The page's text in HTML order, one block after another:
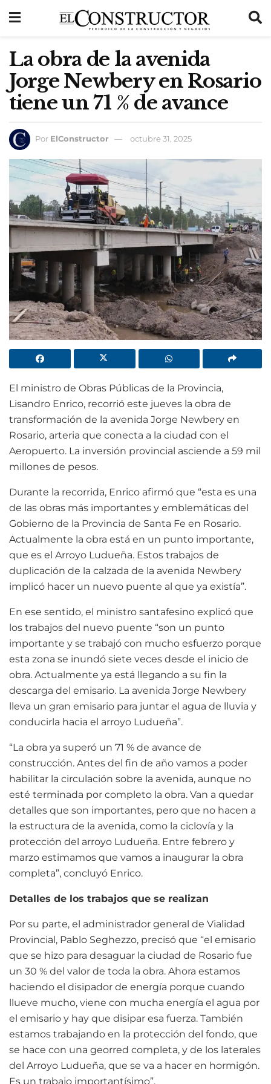
La obra de la avenida
Jorge Newbery en Rosario
tiene un 71 % de avance
Por ElConstructor octubre 31, 2025
El ministro de Obras Públicas de la Provincia,
Lisandro Enrico, recorrió este jueves la obra de
transformación de la avenida Jorge Newbery en
Rosario, arteria que conecta a la ciudad con el
Aeropuerto. La inversión provincial asciende a 59 mil
millones de pesos.
Durante la recorrida, Enrico afirmó que “esta es una
de las obras más importantes y emblemáticas del
Gobierno de la Provincia de Santa Fe en Rosario.
Actualmente la obra está en un punto importante,
que es el Arroyo Ludueña. Estos trabajos de
duplicación de la calzada de la avenida Newbery
implicó hacer un nuevo puente al que ya existía”.
En ese sentido, el ministro santafesino explicó que
los trabajos del nuevo puente “son un punto
importante y se trabajó con mucho esfuerzo porque
esta zona se inundó siete veces desde el inicio de
obra. Actualmente ya está llegando a su fin la
descarga del emisario. La avenida Jorge Newbery
lleva un gran emisario para juntar el agua de lluvia y
conducirla hacia el arroyo Ludueña”.
“La obra ya superó un 71 % de avance de
construcción. Antes del fin de año vamos a poder
habilitar la circulación sobre la avenida, aunque no
esté terminada por completo la obra. Van a quedar
detalles que son importantes, pero que no hacen a
la estructura de la avenida, como la ciclovía y la
protección del arroyo Ludueña. Entre febrero y
marzo estimamos que vamos a inaugurar la obra
completa”, concluyó Enrico.
Detalles de los trabajos que se realizan
Por su parte, el administrador general de Vialidad
Provincial, Pablo Seghezzo, precisó que “el emisario
que se hizo para desaguar la ciudad de Rosario fue
un 30 % del valor de toda la obra. Ahora estamos
haciendo el disipador de energía porque cuando
llueve mucho, viene con mucha energía el agua por
el emisario y hay que disipar esa fuerza. También
estamos trabajando en la protección del fondo, que
se hace con una georred completa, y de los laterales
del Arroyo Ludueña, que se va a hacer en hormigón.
Es un trabajo importantísimo”.